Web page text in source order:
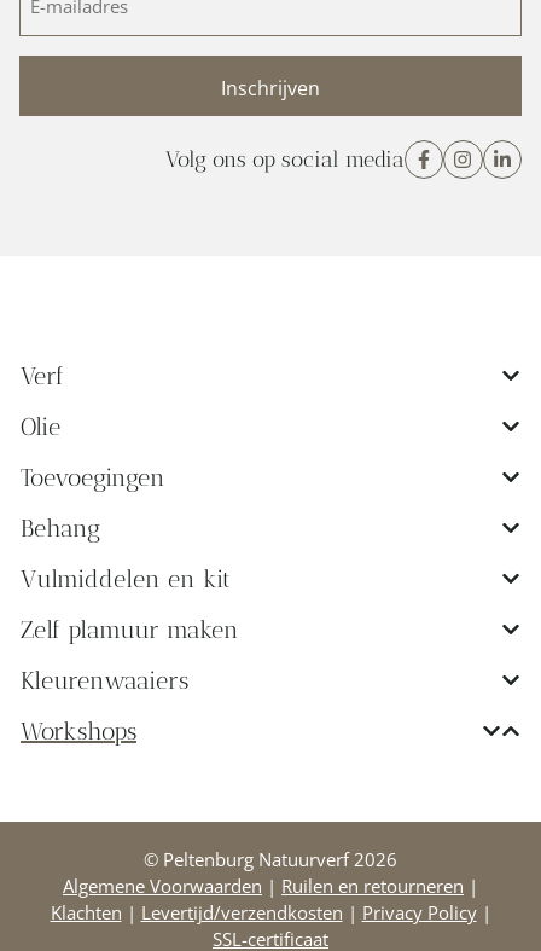
mailadres
Volg ons op social media
Verf
Olie
Toevoegingen
Behang
Vulmiddelen en kit
Zelf plamuur maken
Kleurenwaaiers
Workshops
© Peltenburg Natuurverf 2026
Algemene Voorwaarden | Ruilen en retourneren |
Klachten | Levertijd/verzendkosten | Privacy Policy|
SSL-certificaat